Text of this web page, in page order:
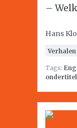
–
Hans
Verhalen
Tags: